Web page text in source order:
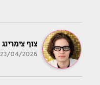
צוף צימרינג
23/04/2026 | 23:21